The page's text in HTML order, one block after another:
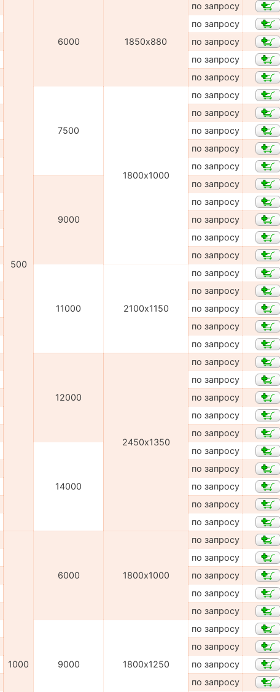
500
6000 1850х880
по запросу
по запросу
по запросу
по запросу
по запросу
7500
1800х1000
по запросу
по запросу
по запросу
по запросу
по запросу
9000
по запросу
по запросу
по запросу
по запросу
по запросу
11000 2100х1150
по запросу
по запросу
по запросу
по запросу
по запросу
12000
2450х1350
по запросу
по запросу
по запросу
по запросу
по запросу
14000
по запросу
по запросу
по запросу
по запросу
по запросу
1000
6000 1800х1000
по запросу
по запросу
по запросу
по запросу
по запросу
9000 1800х1250
по запросу
по запросу
по запросу
по запросу